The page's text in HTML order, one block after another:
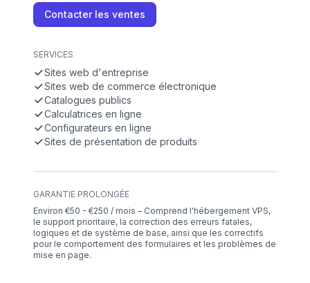
Contacter les ventes
SERVICES
Sites web d'entreprise
Sites web de commerce électronique
Catalogues publics
Calculatrices en ligne
Configurateurs en ligne
Sites de présentation de produits
GARANTIE PROLONGÉE
Environ €50 - €250 / mois – Comprend l'hébergement VPS,
le support prioritaire, la correction des erreurs fatales,
logiques et de système de base, ainsi que les correctifs
pour le comportement des formulaires et les problèmes de
mise en page.